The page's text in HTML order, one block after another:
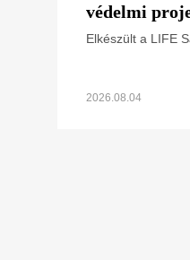
védelmi
képekben
Elkészült a LIFE
főbb
2026.08.04